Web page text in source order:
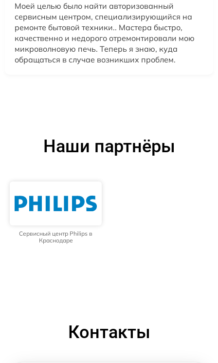
Моей целью было найти авторизованный
сервисным центром, специализирующийся на
ремонте бытовой техники.. Мастера быстро,
качественно и недорого отремонтировали мою
микроволновую печь. Теперь я знаю, куда
обращаться в случае возникших проблем.
Наши партнёры
Сервисный центр Philips в
Краснодаре
Контакты